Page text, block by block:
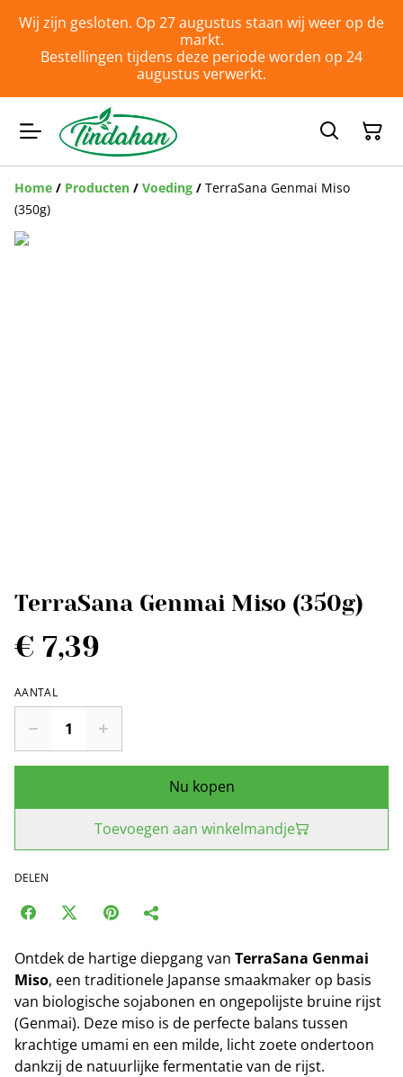
Wij zijn gesloten. Op 27 augustus staan wij weer op de
markt.
Bestellingen tijdens deze periode worden op 24
augustus verwerkt.
Home / Producten / Voeding / TerraSana Genmai Miso
(350g)
TerraSana Genmai Miso (350g)
€ 7,39
AANTAL
Nu kopen
Toevoegen aan winkelmandje
DELEN
Ontdek de hartige diepgang van TerraSana Genmai
Miso, een traditionele Japanse smaakmaker op basis
van biologische sojabonen en ongepolijste bruine rijst
(Genmai). Deze miso is de perfecte balans tussen
krachtige umami en een milde, licht zoete ondertoon
dankzij de natuurlijke fermentatie van de rijst.